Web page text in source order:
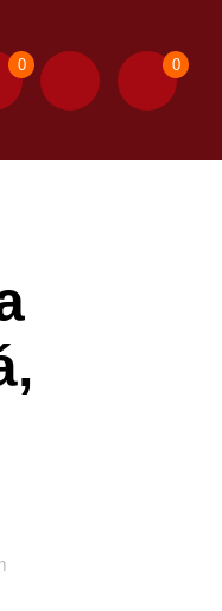
0 0